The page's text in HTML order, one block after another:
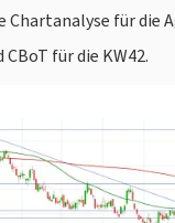
Chartanalyse für die
für die KW42.